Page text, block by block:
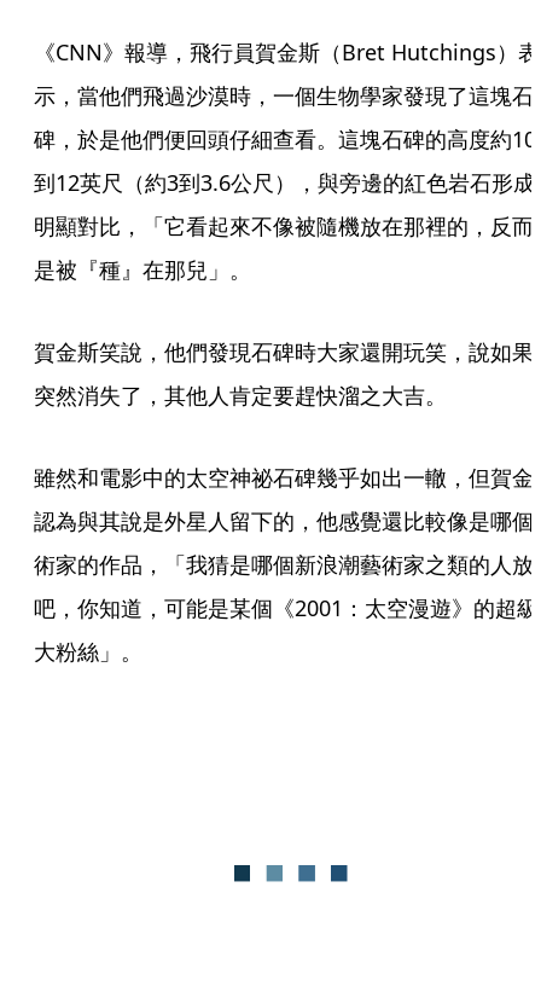
《CNN》報導，飛行員賀金斯（Bret Hutchings）表
示，當他們飛過沙漠時，一個生物學家發現了這塊石
碑，於是他們便回頭仔細查看。這塊石碑的高度約10
到12英尺（約3到3.6公尺），與旁邊的紅色岩石形成
明顯對比，「它看起來不像被隨機放在那裡的，反而
是被『種』在那兒」。
賀金斯笑說，他們發現石碑時大家還開玩笑，說如果
突然消失了，其他人肯定要趕快溜之大吉。
雖然和電影中的太空神祕石碑幾乎如出一轍，但賀金
認為與其說是外星人留下的，他感覺還比較像是哪個
術家的作品，「我猜是哪個新浪潮藝術家之類的人放
吧，你知道，可能是某個《2001：太空漫遊》的超級
大粉絲」。